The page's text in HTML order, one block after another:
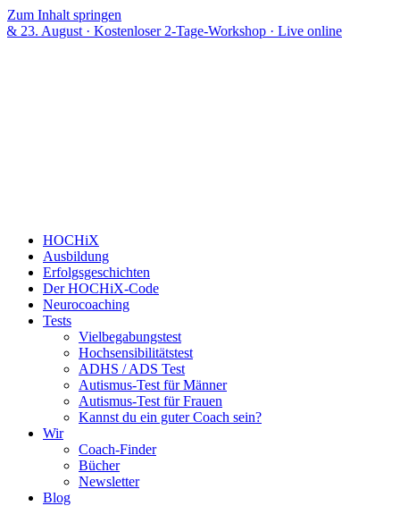
Zum Inhalt springen
· Kostenloser 2-Tage-Workshop · Live online
HOCHiX
Ausbildung
Erfolgsgeschichten
Der HOCHiX-Code
Neurocoaching
Tests
Vielbegabungstest
Hochsensibilitätstest
ADHS / ADS Test
Autismus-Test für Männer
Autismus-Test für Frauen
Kannst du ein guter Coach sein?
Wir
Coach-Finder
Bücher
Newsletter
Blog